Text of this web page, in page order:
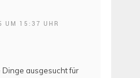
UM 15:37 UHR
ausgesucht für